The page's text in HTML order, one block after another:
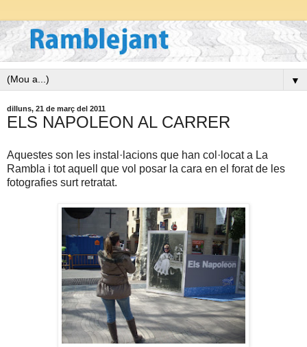
▼
dilluns, 21 de març del 2011
ELS NAPOLEON AL CARRER
Aquestes son les instal·lacions que han col·locat a La
Rambla i tot aquell que vol posar la cara en el forat de les
fotografies surt retratat.